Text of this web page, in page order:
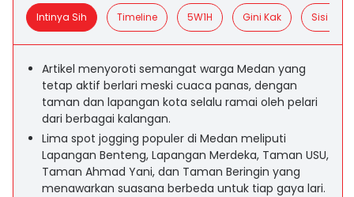
Intinya Sih Timeline 5W1H Gini Kak Sisi
Artikel menyoroti semangat warga Medan yang
tetap aktif berlari meski cuaca panas, dengan
taman dan lapangan kota selalu ramai oleh pelari
dari berbagai kalangan.
Lima spot jogging populer di Medan meliputi
Lapangan Benteng, Lapangan Merdeka, Taman USU,
Taman Ahmad Yani, dan Taman Beringin yang
menawarkan suasana berbeda untuk tiap gaya lari.